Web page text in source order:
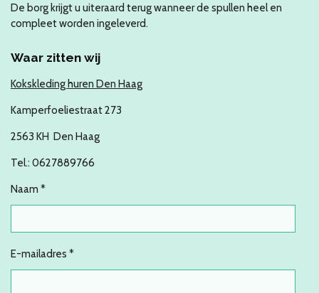
De borg krijgt u uiteraard terug wanneer de spullen heel en
compleet worden ingeleverd.
Waar zitten wij
Kokskleding huren Den Haag
Kamperfoeliestraat 273
2563 KH Den Haag
Tel.: 0627889766
Naam *
E-mailadres *